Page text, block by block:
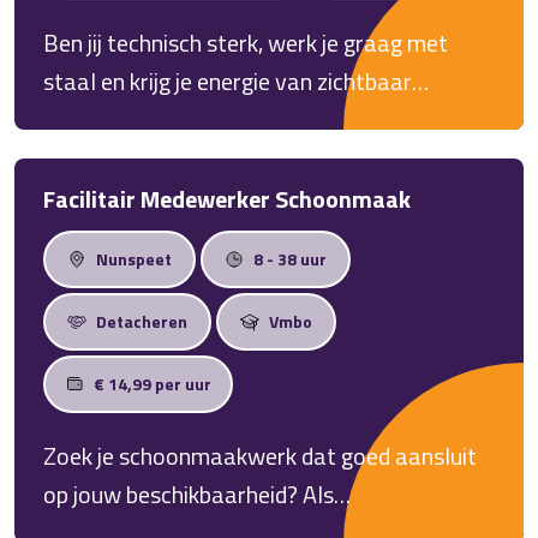
het belangrijkst.
Ben jij technisch sterk, werk je graag met
staal en krijg je energie van zichtbaar
Constructiebankwerker / Lasser in Elburg
maak je uiteenlopende hekwerken en
constructies. Je werkt zelfstandig, denkt
praktisch en krijgt ruimte om je vak verder te
ontwikkelen.
Facilitair Medewerker Schoonmaak
Nunspeet 8 - 38 uur
Detacheren Vmbo
€ 14,99 per uur
Zoek je schoonmaakwerk dat goed aansluit
op jouw beschikbaarheid? Als